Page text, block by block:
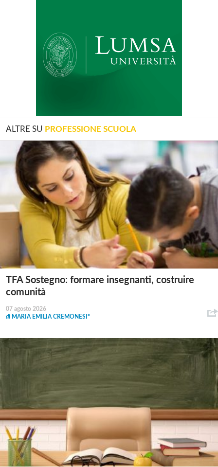
ALTRE SU PROFESSIONE SCUOLA
TFA Sostegno: formare insegnanti, costruire
comunità
07 agosto 2026
di MARIA EMILIA CREMONESI*